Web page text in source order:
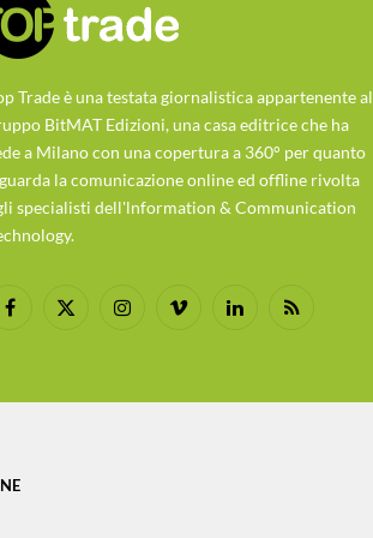
Trade è una testata giornalistica appartenente al
BitMAT Edizioni, una casa editrice che ha
a Milano con una copertura a 360° per quanto
la comunicazione online ed offline rivolta
specialisti dell'lnformation & Communication
Facebook
X
InstagramVimeo LinkedInRSS